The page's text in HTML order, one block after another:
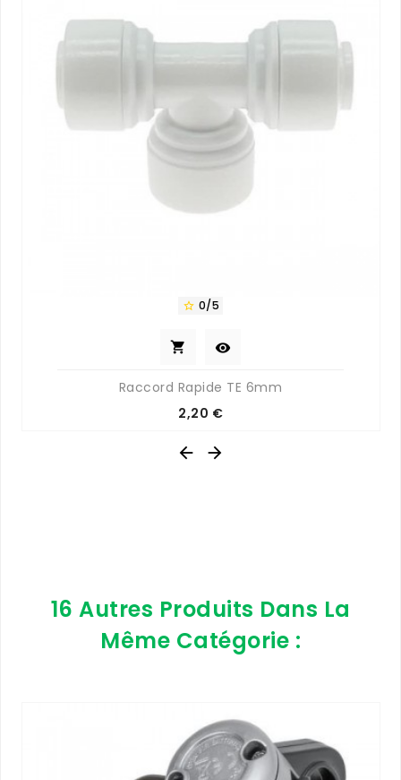
 0/5
 
Raccord Rapide TE 6mm
Prix
2,20 €
 
16 Autres Produits Dans La
Même Catégorie :